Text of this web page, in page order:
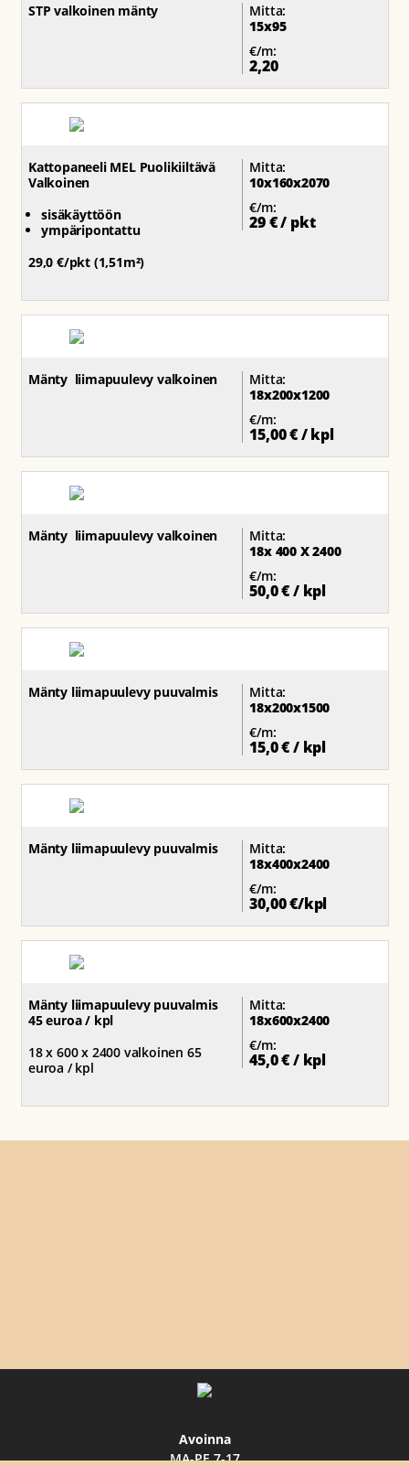
STP valkoinen mänty
Mitta:
15x95
€/m:
2,20
Kattopaneeli MEL Puolikiiltävä
Valkoinen
sisäkäyttöön
ympäripontattu
29,0 €/pkt (1,51m²)
Mitta:
10x160x2070
€/m:
29 € / pkt
Mänty liimapuulevy valkoinen
Mitta:
18x200x1200
€/m:
15,00 € / kpl
Mänty liimapuulevy valkoinen
Mitta:
18x 400 X 2400
€/m:
50,0 € / kpl
Mänty liimapuulevy puuvalmis
Mitta:
18x200x1500
€/m:
15,0 € / kpl
Mänty liimapuulevy puuvalmis
Mitta:
18x400x2400
€/m:
30,00 €/kpl
Mänty liimapuulevy puuvalmis
45 euroa / kpl
18 x 600 x 2400 valkoinen 65
euroa / kpl
Mitta:
18x600x2400
€/m:
45,0 € / kpl
Avoinna
MA-PE 7-17